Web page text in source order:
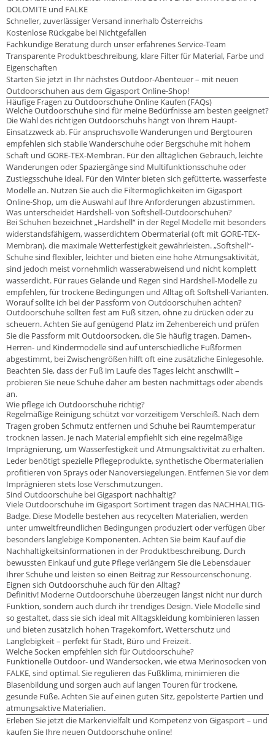
DOLOMITE und FALKE
Schneller, zuverlässiger Versand innerhalb Österreichs
Kostenlose Rückgabe bei Nichtgefallen
Fachkundige Beratung durch unser erfahrenes Service-Team
Transparente Produktbeschreibung, klare Filter für Material, Farbe und
Eigenschaften
Starten Sie jetzt in Ihr nächstes Outdoor-Abenteuer – mit neuen
Outdoorschuhen aus dem Gigasport Online-Shop!
Häufige Fragen zu Outdoorschuhe Online Kaufen (FAQs)
Welche Outdoorschuhe sind für meine Bedürfnisse am besten geeignet?
Die Wahl des richtigen Outdoorschuhs hängt von Ihrem Haupt-
Einsatzzweck ab. Für anspruchsvolle Wanderungen und Bergtouren
empfehlen sich stabile Wanderschuhe oder Bergschuhe mit hohem
Schaft und GORE-TEX-Membran. Für den alltäglichen Gebrauch, leichte
Wanderungen oder Spaziergänge sind Multifunktionsschuhe oder
Zustiegsschuhe ideal. Für den Winter bieten sich gefütterte, wasserfeste
Modelle an. Nutzen Sie auch die Filtermöglichkeiten im Gigasport
Online-Shop, um die Auswahl auf Ihre Anforderungen abzustimmen.
Was unterscheidet Hardshell- von Softshell-Outdoorschuhen?
Bei Schuhen bezeichnet „Hardshell“ in der Regel Modelle mit besonders
widerstandsfähigem, wasserdichtem Obermaterial (oft mit GORE-TEX-
Membran), die maximale Wetterfestigkeit gewährleisten. „Softshell“-
Schuhe sind flexibler, leichter und bieten eine hohe Atmungsaktivität,
sind jedoch meist vornehmlich wasserabweisend und nicht komplett
wasserdicht. Für raues Gelände und Regen sind Hardshell-Modelle zu
empfehlen, für trockene Bedingungen und Alltag oft Softshell-Varianten.
Worauf sollte ich bei der Passform von Outdoorschuhen achten?
Outdoorschuhe sollten fest am Fuß sitzen, ohne zu drücken oder zu
scheuern. Achten Sie auf genügend Platz im Zehenbereich und prüfen
Sie die Passform mit Outdoorsocken, die Sie häufig tragen. Damen-,
Herren- und Kindermodelle sind auf unterschiedliche Fußformen
abgestimmt, bei Zwischengrößen hilft oft eine zusätzliche Einlegesohle.
Beachten Sie, dass der Fuß im Laufe des Tages leicht anschwillt –
probieren Sie neue Schuhe daher am besten nachmittags oder abends
an.
Wie pflege ich Outdoorschuhe richtig?
Regelmäßige Reinigung schützt vor vorzeitigem Verschleiß. Nach dem
Tragen groben Schmutz entfernen und Schuhe bei Raumtemperatur
trocknen lassen. Je nach Material empfiehlt sich eine regelmäßige
Imprägnierung, um Wasserfestigkeit und Atmungsaktivität zu erhalten.
Leder benötigt spezielle Pflegeprodukte, synthetische Obermaterialien
profitieren von Sprays oder Nanoversiegelungen. Entfernen Sie vor dem
Imprägnieren stets lose Verschmutzungen.
Sind Outdoorschuhe bei Gigasport nachhaltig?
Viele Outdoorschuhe im Gigasport Sortiment tragen das NACHHALTIG-
Badge. Diese Modelle bestehen aus recycelten Materialien, werden
unter umweltfreundlichen Bedingungen produziert oder verfügen über
besonders langlebige Komponenten. Achten Sie beim Kauf auf die
Nachhaltigkeitsinformationen in der Produktbeschreibung. Durch
bewussten Einkauf und gute Pflege verlängern Sie die Lebensdauer
Ihrer Schuhe und leisten so einen Beitrag zur Ressourcenschonung.
Eignen sich Outdoorschuhe auch für den Alltag?
Definitiv! Moderne Outdoorschuhe überzeugen längst nicht nur durch
Funktion, sondern auch durch ihr trendiges Design. Viele Modelle sind
so gestaltet, dass sie sich ideal mit Alltagskleidung kombinieren lassen
und bieten zusätzlich hohen Tragekomfort, Wetterschutz und
Langlebigkeit – perfekt für Stadt, Büro und Freizeit.
Welche Socken empfehlen sich für Outdoorschuhe?
Funktionelle Outdoor- und Wandersocken, wie etwa Merinosocken von
FALKE, sind optimal. Sie regulieren das Fußklima, minimieren die
Blasenbildung und sorgen auch auf langen Touren für trockene,
gesunde Füße. Achten Sie auf einen guten Sitz, gepolsterte Partien und
atmungsaktive Materialien.
Erleben Sie jetzt die Markenvielfalt und Kompetenz von Gigasport – und
kaufen Sie Ihre neuen Outdoorschuhe online!